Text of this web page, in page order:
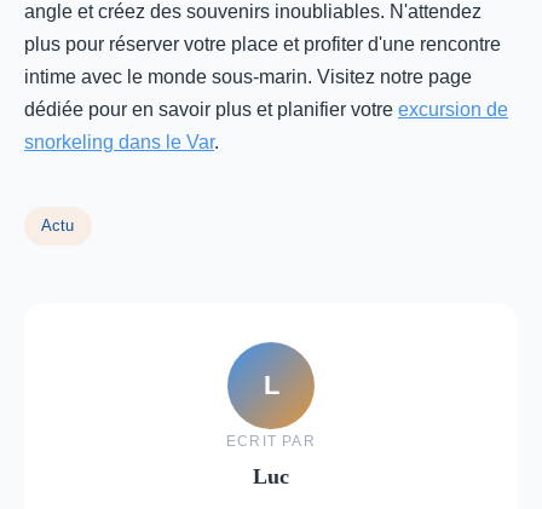
angle et créez des souvenirs inoubliables. N'attendez
plus pour réserver votre place et profiter d'une rencontre
intime avec le monde sous-marin. Visitez notre page
dédiée pour en savoir plus et planifier votre excursion de
snorkeling dans le Var.
Actu
L
ECRIT PAR
Luc